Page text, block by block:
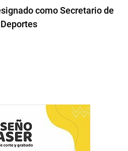
como Secretario de